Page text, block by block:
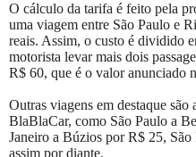
O cálculo da tarifa é feito pela
uma viagem entre São Paulo e
reais. Assim, o custo é dividido
motorista levar mais dois
R$ 60, que é o valor anunciado
Outras viagens em destaque
BlaBlaCar, como São Paulo a
Janeiro a Búzios por R$ 25,
assim por diante.